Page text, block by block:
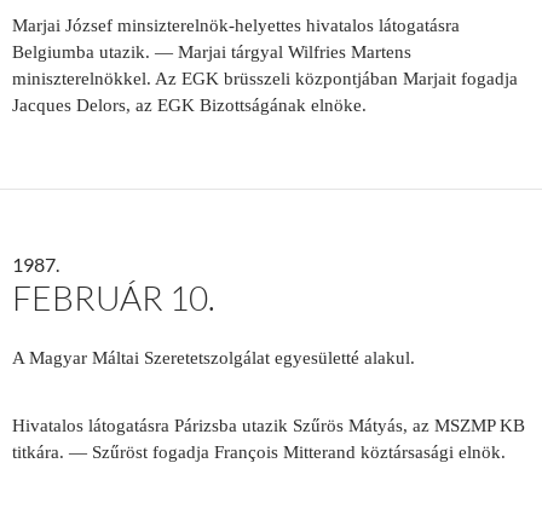
Marjai József minsizterelnök-helyettes hivatalos látogatásra
Belgiumba utazik. — Marjai tárgyal Wilfries Martens
miniszterelnökkel. Az EGK brüsszeli központjában Marjait fogadja
Jacques Delors, az EGK Bizottságának elnöke.
1987.
FEBRUÁR 10.
A Magyar Máltai Szeretetszolgálat egyesületté alakul.
Hivatalos látogatásra Párizsba utazik Szűrös Mátyás, az MSZMP KB
titkára. — Szűröst fogadja François Mitterand köztársasági elnök.